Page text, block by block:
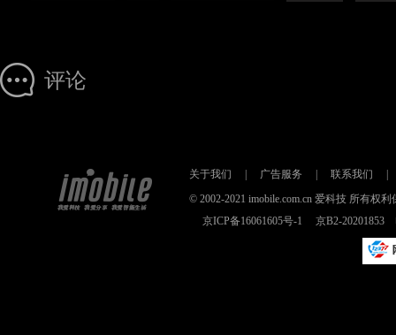
评论
关于我们 广告服务 联系我们
© 2002-2021 imobile.com.cn 爱科技 所有权
京ICP备16061605号-1
京B2-20201853